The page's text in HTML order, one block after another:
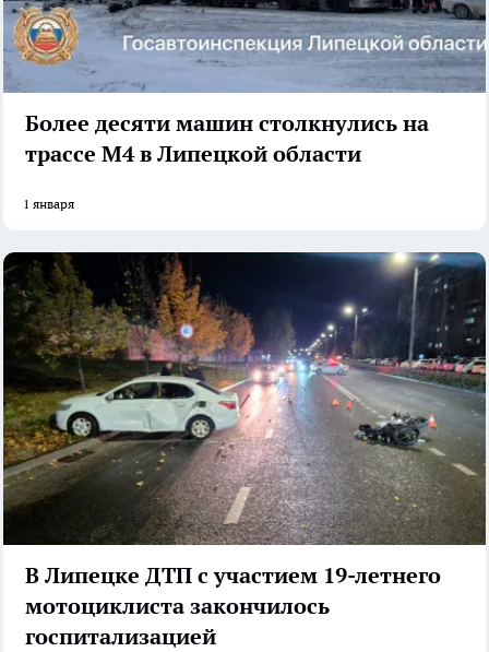
Более десяти машин столкнулись на
трассе М4 в Липецкой области
1 января
В Липецке ДТП с участием 19-летнего
мотоциклиста закончилось
госпитализацией